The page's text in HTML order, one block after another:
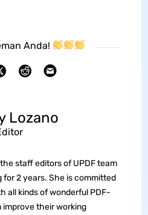
Anda!
Lozano
staff editors of UPDF team
2 years. She is committed
all kinds of wonderful PDF-
improve their working